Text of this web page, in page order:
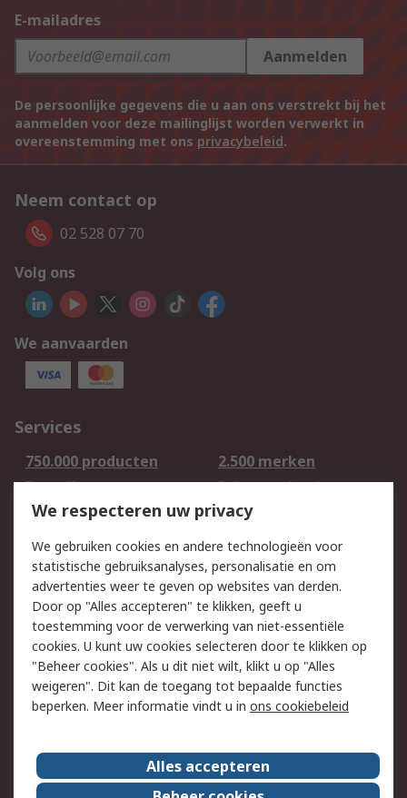
E-mailadres
Aanmelden
De persoonlijke gegevens die u aan ons verstrekt bij het
aanmelden voor deze mailinglijst worden verwerkt in
overeenstemming met ons privacybeleid.
Neem contact op
02 528 07 70
Volg ons
We aanvaarden
Services
750.000 producten
2.500 merken
Bestellen
Inkoopoplossingen
Retouren
Technisch advies
Track & Trace
Wettelijk
Cookiebeleid
Email veiligheid
Privacybeleid -
Bijgewerkt
Websitevoorwaarden
Algemene
verkoopvoorwaarden
Over RS
RS Group Over ons
We respecteren uw privacy
We gebruiken cookies en andere technologieën voor
statistische gebruiksanalyses, personalisatie en om
advertenties weer te geven op websites van derden.
Door op "Alles accepteren" te klikken, geeft u
toestemming voor de verwerking van niet-essentiële
cookies. U kunt uw cookies selecteren door te klikken op
"Beheer cookies". Als u dit niet wilt, klikt u op "Alles
weigeren". Dit kan de toegang tot bepaalde functies
beperken. Meer informatie vindt u in ons cookiebeleid
Alles accepteren